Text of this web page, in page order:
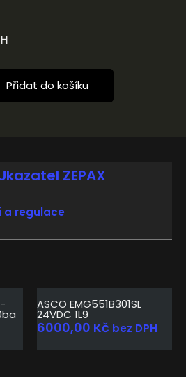
Přidat do košíku
ASCO EMG551B301SL
24VDC 1L9
6000,00 Kč bez DPH
ZEPAX
a regulace